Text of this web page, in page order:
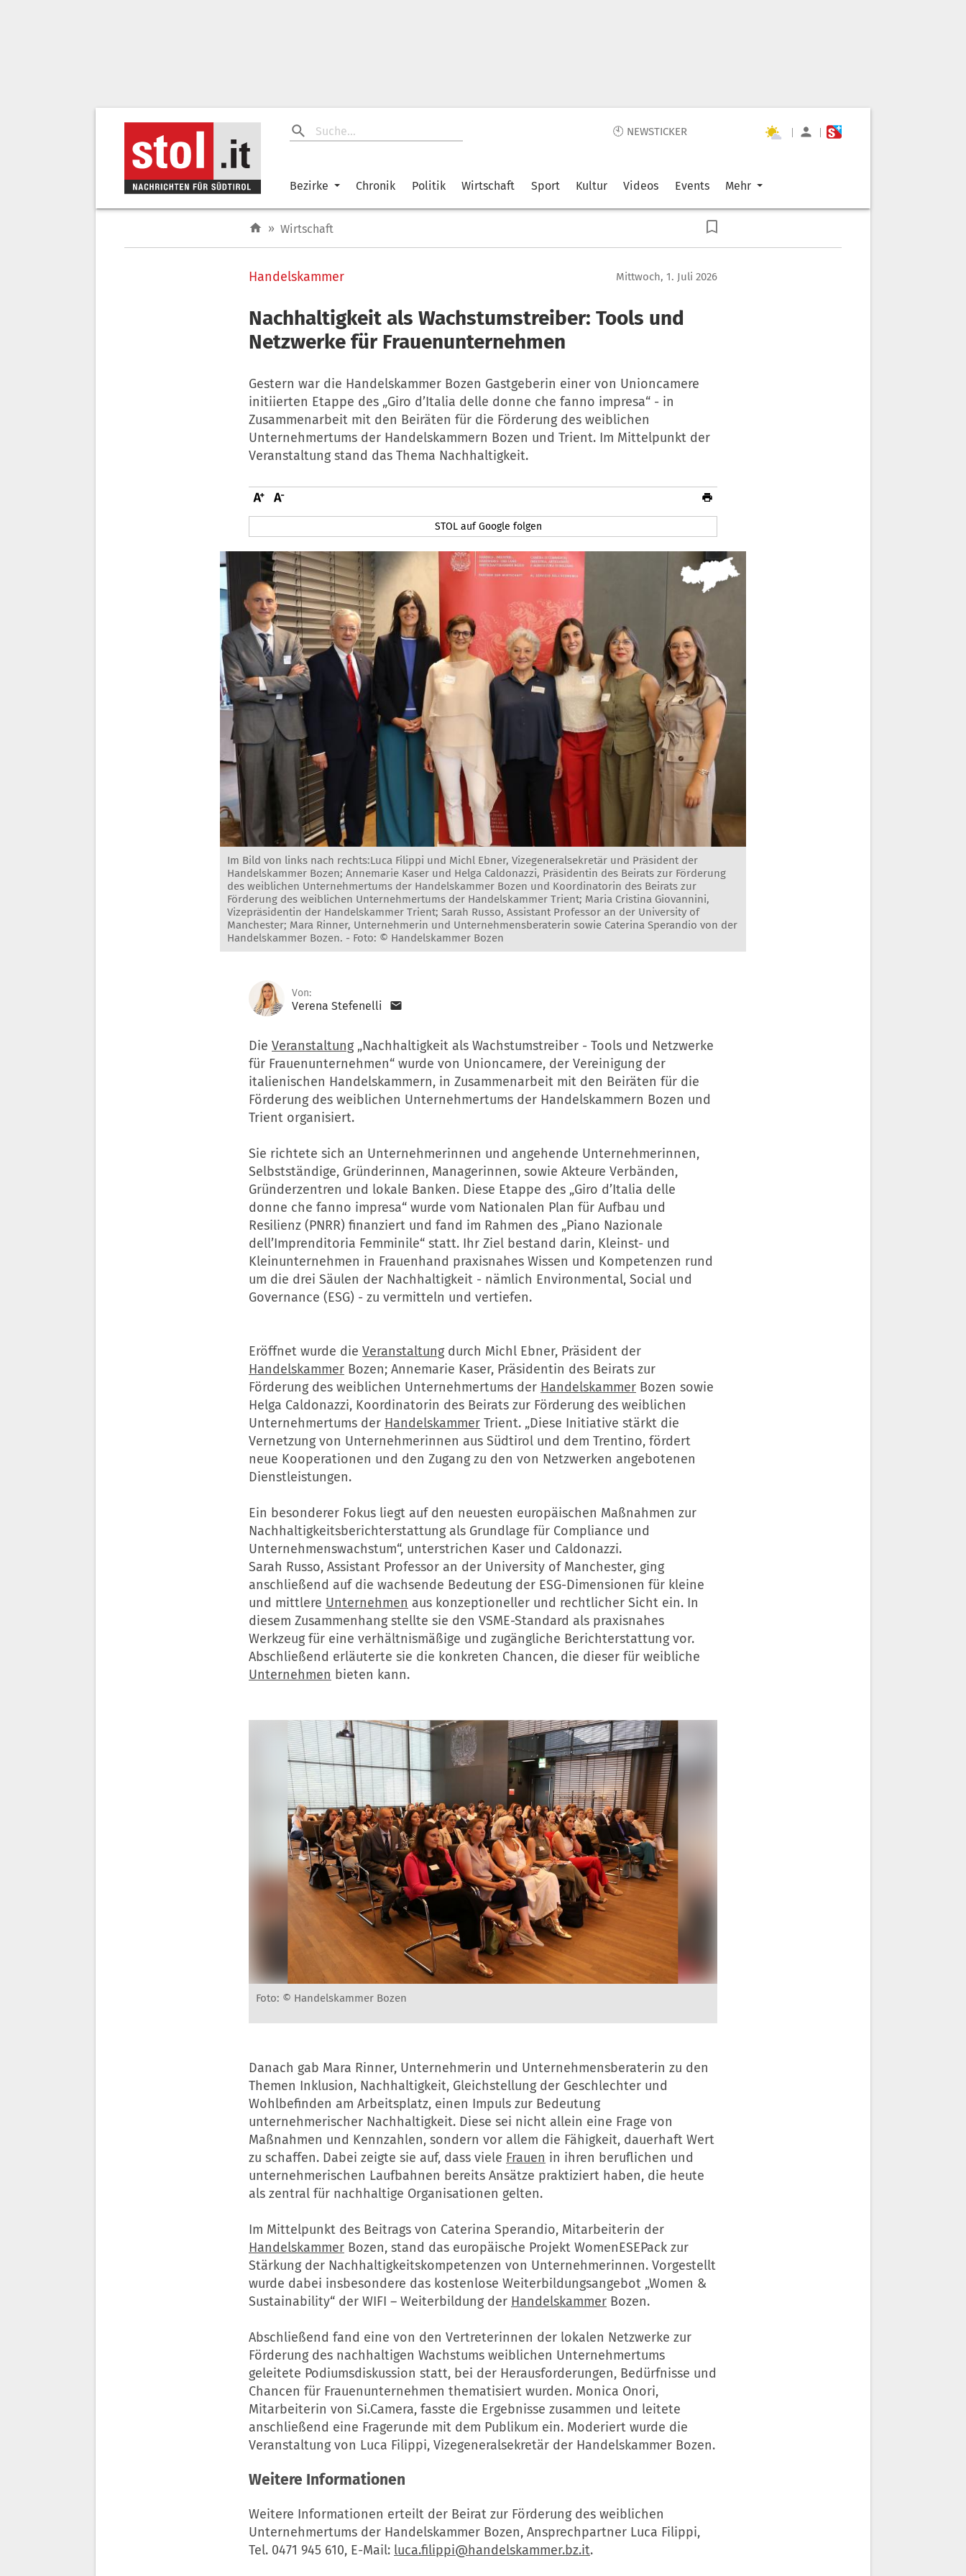
🕙 NEWSTICKER | |
Bezirke Chronik Politik Wirtschaft Sport Kultur Videos Events Mehr
» Wirtschaft
Handelskammer Mittwoch, 1. Juli 2026
Nachhaltigkeit als Wachstumstreiber: Tools und
Netzwerke für Frauenunternehmen
Gestern war die Handelskammer Bozen Gastgeberin einer von Unioncamere
initiierten Etappe des „Giro d’Italia delle donne che fanno impresa“ - in
Zusammenarbeit mit den Beiräten für die Förderung des weiblichen
Unternehmertums der Handelskammern Bozen und Trient. Im Mittelpunkt der
Veranstaltung stand das Thema Nachhaltigkeit.
STOL auf Google folgen
Im Bild von links nach rechts:Luca Filippi und Michl Ebner, Vizegeneralsekretär und Präsident der
Handelskammer Bozen; Annemarie Kaser und Helga Caldonazzi, Präsidentin des Beirats zur Förderung
des weiblichen Unternehmertums der Handelskammer Bozen und Koordinatorin des Beirats zur
Förderung des weiblichen Unternehmertums der Handelskammer Trient; Maria Cristina Giovannini,
Vizepräsidentin der Handelskammer Trient; Sarah Russo, Assistant Professor an der University of
Manchester; Mara Rinner, Unternehmerin und Unternehmensberaterin sowie Caterina Sperandio von der
Handelskammer Bozen. - Foto: © Handelskammer Bozen
Von:
Verena Stefenelli
Die Veranstaltung„Nachhaltigkeit als Wachstumstreiber - Tools und Netzwerke
für Frauenunternehmen“ wurde von Unioncamere, der Vereinigung der
italienischen Handelskammern, in Zusammenarbeit mit den Beiräten für die
Förderung des weiblichen Unternehmertums der Handelskammern Bozen und
Trient organisiert.
Sie richtete sich an Unternehmerinnen und angehende Unternehmerinnen,
Selbstständige, Gründerinnen, Managerinnen, sowie Akteure Verbänden,
Gründerzentren und lokale Banken. Diese Etappe des „Giro d’Italia delle
donne che fanno impresa“ wurde vom Nationalen Plan für Aufbau und
Resilienz (PNRR) finanziert und fand im Rahmen des „Piano Nazionale
dell’Imprenditoria Femminile“ statt. Ihr Ziel bestand darin, Kleinst- und
Kleinunternehmen in Frauenhand praxisnahes Wissen und Kompetenzen rund
um die drei Säulen der Nachhaltigkeit - nämlich Environmental, Social und
Governance (ESG) - zu vermitteln und vertiefen.
Eröffnet wurde die Veranstaltungdurch Michl Ebner, Präsident der
Handelskammer Bozen; Annemarie Kaser, Präsidentin des Beirats zur
Förderung des weiblichen Unternehmertums der Handelskammer Bozen sowie
Helga Caldonazzi, Koordinatorin des Beirats zur Förderung des weiblichen
Unternehmertums der Handelskammer Trient. „Diese Initiative stärkt die
Vernetzung von Unternehmerinnen aus Südtirol und dem Trentino, fördert
neue Kooperationen und den Zugang zu den von Netzwerken angebotenen
Dienstleistungen.
Ein besonderer Fokus liegt auf den neuesten europäischen Maßnahmen zur
Nachhaltigkeitsberichterstattung als Grundlage für Compliance und
Unternehmenswachstum“, unterstrichen Kaser und Caldonazzi.
Sarah Russo, Assistant Professor an der University of Manchester, ging
anschließend auf die wachsende Bedeutung der ESG-Dimensionen für kleine
und mittlere Unternehmen aus konzeptioneller und rechtlicher Sicht ein. In
diesem Zusammenhang stellte sie den VSME-Standard als praxisnahes
Werkzeug für eine verhältnismäßige und zugängliche Berichterstattung vor.
Abschließend erläuterte sie die konkreten Chancen, die dieser für weibliche
Unternehmen bieten kann.
Foto: © Handelskammer Bozen
Danach gab Mara Rinner, Unternehmerin und Unternehmensberaterin zu den
Themen Inklusion, Nachhaltigkeit, Gleichstellung der Geschlechter und
Wohlbefinden am Arbeitsplatz, einen Impuls zur Bedeutung
unternehmerischer Nachhaltigkeit. Diese sei nicht allein eine Frage von
Maßnahmen und Kennzahlen, sondern vor allem die Fähigkeit, dauerhaft Wert
zu schaffen. Dabei zeigte sie auf, dass viele Frauen in ihren beruflichen und
unternehmerischen Laufbahnen bereits Ansätze praktiziert haben, die heute
als zentral für nachhaltige Organisationen gelten.
Im Mittelpunkt des Beitrags von Caterina Sperandio, Mitarbeiterin der
Handelskammer Bozen, stand das europäische Projekt WomenESEPack zur
Stärkung der Nachhaltigkeitskompetenzen von Unternehmerinnen. Vorgestellt
wurde dabei insbesondere das kostenlose Weiterbildungsangebot „Women &
Sustainability“ der WIFI – Weiterbildung der Handelskammer Bozen.
Abschließend fand eine von den Vertreterinnen der lokalen Netzwerke zur
Förderung des nachhaltigen Wachstums weiblichen Unternehmertums
geleitete Podiumsdiskussion statt, bei der Herausforderungen, Bedürfnisse und
Chancen für Frauenunternehmen thematisiert wurden. Monica Onori,
Mitarbeiterin von Si.Camera, fasste die Ergebnisse zusammen und leitete
anschließend eine Fragerunde mit dem Publikum ein. Moderiert wurde die
Veranstaltungvon Luca Filippi, Vizegeneralsekretär der Handelskammer Bozen.
Weitere Informationen
Weitere Informationen erteilt der Beirat zur Förderung des weiblichen
Unternehmertums der Handelskammer Bozen, Ansprechpartner Luca Filippi,
Tel. 0471 945 610, E-Mail: luca.filippi@handelskammer.bz.it.